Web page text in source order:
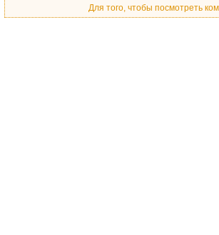
Для того, чтобы посмотреть